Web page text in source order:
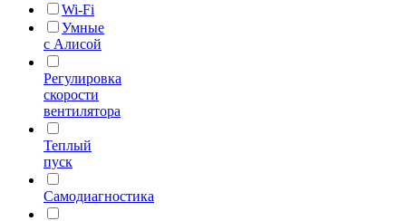
Wi-Fi
Умные
с Алисой
Регулировка
скорости
вентилятора
Теплый
пуск
Самодиагностика